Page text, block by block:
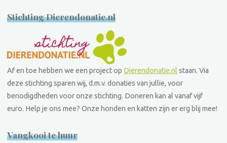
Stichting Dierendonatie.nl
Af en toe hebben we een project op Dierendonatie.nlstaan. Via
deze stichting sparen wij, d.m.v. donaties van jullie, voor
benodigdheden voor onze stichting. Doneren kan al vanaf vijf
euro. Help je ons mee? Onze honden en katten zijn er erg blij mee!
Vangkooi te huur